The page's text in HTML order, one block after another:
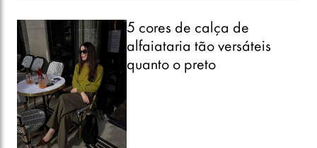
5 cores de calça de
alfaiataria tão versáteis
quanto o preto